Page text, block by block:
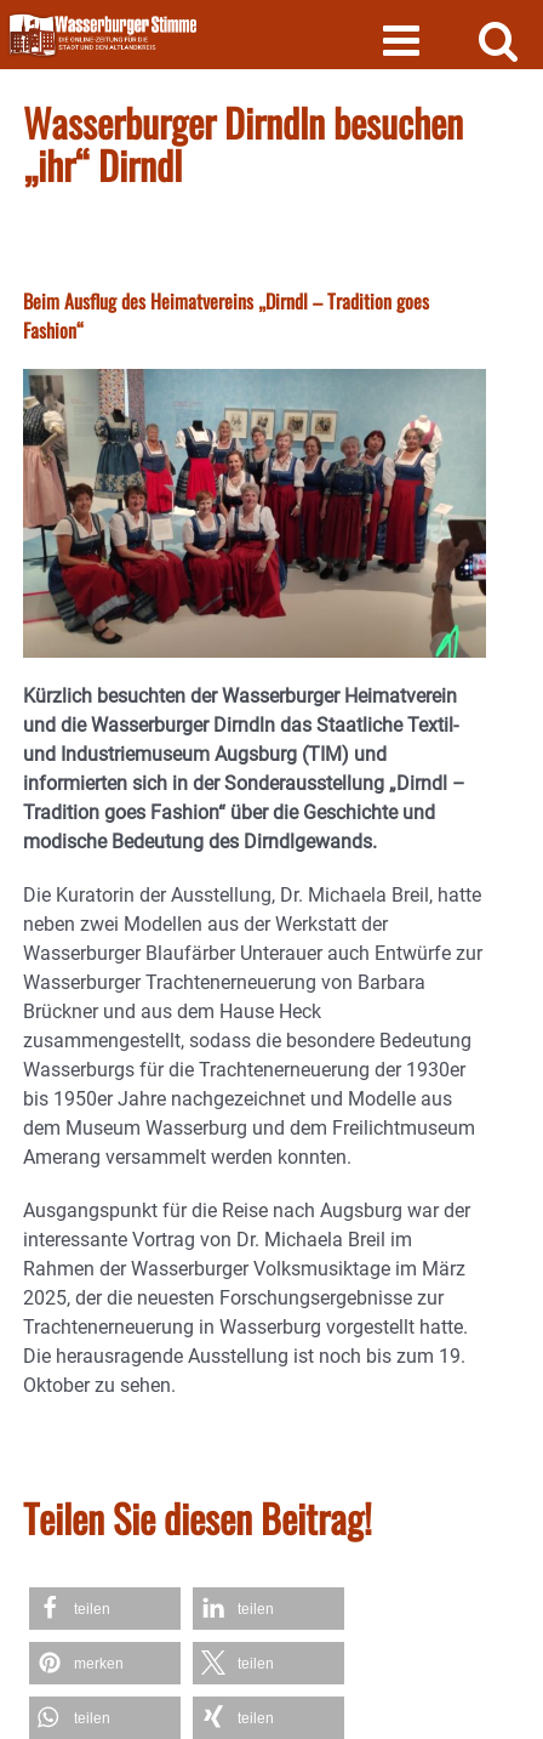
Skip
to
content
Wasserburger Dirndln besuchen
„ihr“ Dirndl
Beim Ausflug des Heimatvereins „Dirndl – Tradition goes
Fashion“
Kürzlich besuchten der Wasserburger Heimatverein
und die Wasserburger Dirndln das Staatliche Textil-
und Industriemuseum Augsburg (TIM) und
informierten sich in der Sonderausstellung „Dirndl –
Tradition goes Fashion“ über die Geschichte und
modische Bedeutung des Dirndlgewands.
Die Kuratorin der Ausstellung, Dr. Michaela Breil, hatte
neben zwei Modellen aus der Werkstatt der
Wasserburger Blaufärber Unterauer auch Entwürfe zur
Wasserburger Trachtenerneuerung von Barbara
Brückner und aus dem Hause Heck
zusammengestellt, sodass die besondere Bedeutung
Wasserburgs für die Trachtenerneuerung der 1930er
bis 1950er Jahre nachgezeichnet und Modelle aus
dem Museum Wasserburg und dem Freilichtmuseum
Amerang versammelt werden konnten.
Ausgangspunkt für die Reise nach Augsburg war der
interessante Vortrag von Dr. Michaela Breil im
Rahmen der Wasserburger Volksmusiktage im März
2025, der die neuesten Forschungsergebnisse zur
Trachtenerneuerung in Wasserburg vorgestellt hatte.
Die herausragende Ausstellung ist noch bis zum 19.
Oktober zu sehen.
Teilen Sie diesen Beitrag!
teilen teilen
merken teilen
teilen teilen